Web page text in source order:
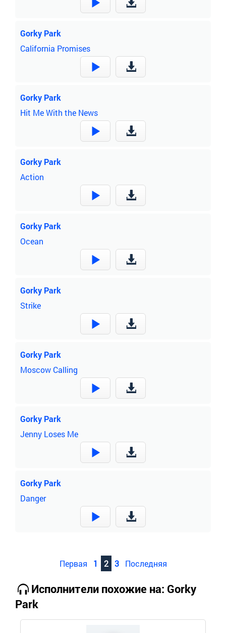
Gorky Park
California Promises
Gorky Park
Hit Me With the News
Gorky Park
Action
Gorky Park
Ocean
Gorky Park
Strike
Gorky Park
Moscow Calling
Gorky Park
Jenny Loses Me
Gorky Park
Danger
Первая 1 2 3 Последняя
Исполнители похожие на: Gorky
Park